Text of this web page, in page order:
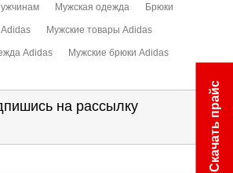
Мужская одежда Брюки
Adidas Мужские товары Adidas
Adidas Мужские брюки Adidas
на рассылку Скачать прайс